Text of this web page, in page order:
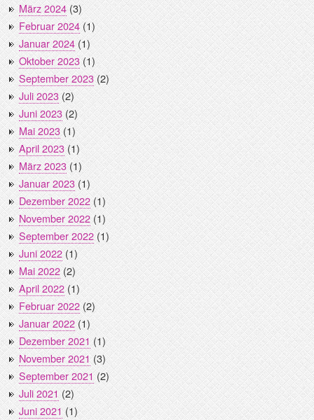
März 2024(3)
Februar 2024(1)
Januar 2024(1)
Oktober 2023(1)
September 2023(2)
Juli 2023(2)
Juni 2023(2)
Mai 2023(1)
April 2023(1)
März 2023(1)
Januar 2023(1)
Dezember 2022(1)
November 2022(1)
September 2022(1)
Juni 2022(1)
Mai 2022(2)
April 2022(1)
Februar 2022(2)
Januar 2022(1)
Dezember 2021(1)
November 2021(3)
September 2021(2)
Juli 2021(2)
Juni 2021(1)